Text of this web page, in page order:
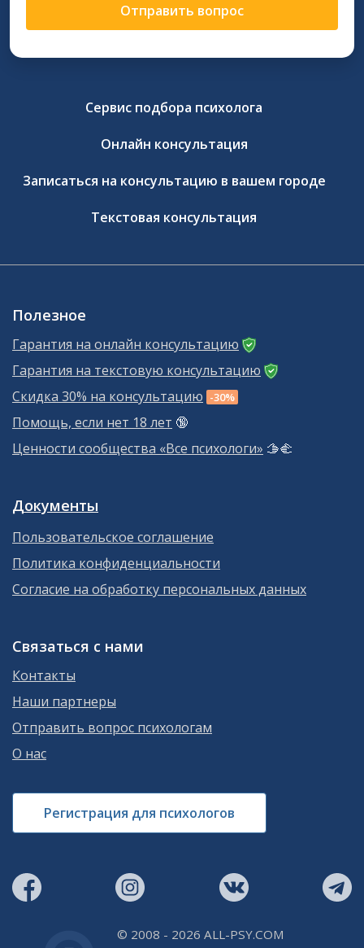
Отправить вопрос
Сервис подбора психолога
Онлайн консультация
Записаться на консультацию в вашем городе
Текстовая консультация
Полезное
Гарантия на онлайн консультацию
Гарантия на текстовую консультацию
Скидка 30% на консультацию -30%
Помощь, если нет 18 лет 🔞
Ценности сообщества «Все психологи» 🫱‍🫲
Документы
Пользовательское соглашение
Политика конфиденциальности
Согласие на обработку персональных данных
Связаться с нами
Контакты
Наши партнеры
Отправить вопрос психологам
О нас
Регистрация для психологов
© 2008 - 2026 ALL-PSY.COM